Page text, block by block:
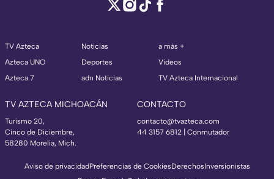
TV Azteca
Azteca UNO
Azteca 7
Noticias
Deportes
adn Noticias
a más +
Videos
TV Azteca Internacional
TV AZTECA MICHOACÁN
Turismo 20,
Cinco de Diciembre,
58280 Morelia, Mich.
CONTACTO
contacto@tvazteca.com
44 3157 6812 | Conmutador
Aviso de privacidadPreferencias de CookiesDerechosInversionistas